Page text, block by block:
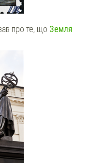
про те, що Земля